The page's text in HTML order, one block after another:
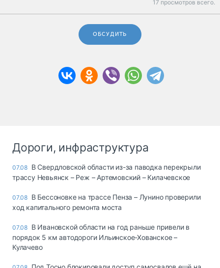
17 просмотров всего.
ОБСУДИТЬ
Дороги, инфраструктура
07.08 В Свердловской области из-за паводка перекрыли
трассу Невьянск – Реж – Артемовский – Килачевское
07.08 В Бессоновке на трассе Пенза – Лунино проверили
ход капитального ремонта моста
07.08 В Ивановской области на год раньше привели в
порядок 5 км автодороги Ильинское-Хованское –
Кулачево